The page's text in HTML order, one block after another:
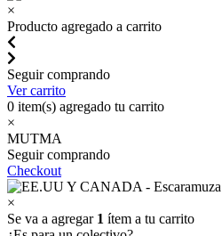
×
Producto agregado a carrito
Seguir comprando
Ver carrito
0 item(s) agregado tu carrito
×
MUTMA
Seguir comprando
Checkout
×
Se va a agregar 1 ítem a tu carrito